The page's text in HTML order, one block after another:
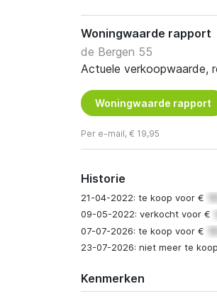
Woningwaarde rapport
de Bergen 55
Actuele verkoopwaarde,
Woningwaarde rapport
Per e-mail, € 19,95
Historie
21-04-2022: te koop voor €
09-05-2022: verkocht voor €
07-07-2026: te koop voor €
23-07-2026: niet meer te koop
Kenmerken